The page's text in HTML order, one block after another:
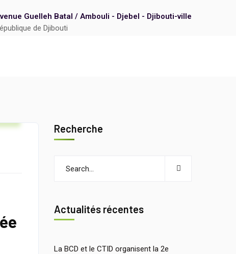
Guelleh Batal / Ambouli - Djebel - Djibouti-ville
de Djibouti
Recherche
Actualités récentes
La BCD et le CTID organisent la 2e